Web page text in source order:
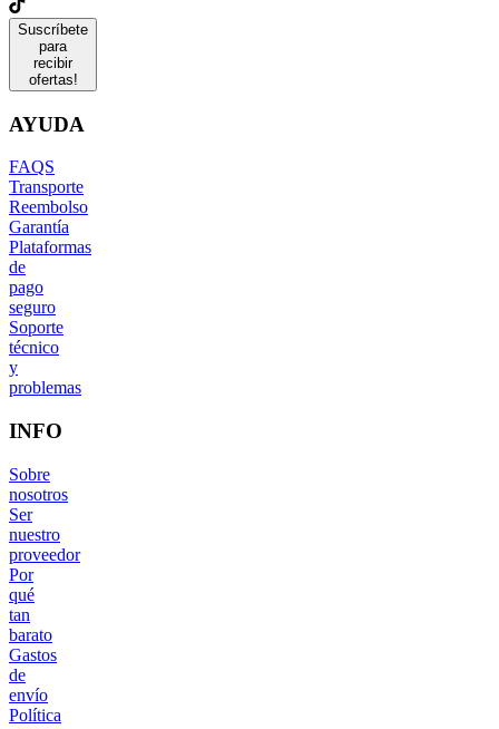
Suscríbete
para
recibir
ofertas!
AYUDA
FAQS
Transporte
Reembolso
Garantía
Plataformas
de
pago
seguro
Soporte
técnico
y
problemas
INFO
Sobre
nosotros
Ser
nuestro
proveedor
Por
qué
tan
barato
Gastos
de
envío
Política